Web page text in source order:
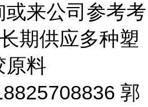
来公司参考考
期供应多种塑
原料
郭